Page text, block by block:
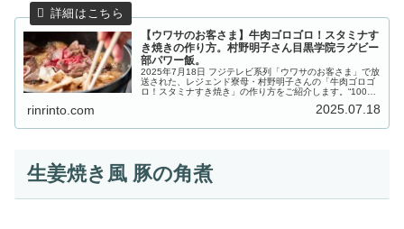
【ウワサのお客さま】牛肉ゴロゴロ！スタミナす
き焼きの作り方。村野明子さん目黒学院ラグビー
部パワー飯。
2025年7月18日 フジテレビ系列「ウワサのお客さま」で放
送された、レジェンド寮母・村野明子さんの「牛肉ゴロゴ
ロ！スタミナすき焼き」の作り方をご紹介します。“100人
rinrinto.com 2025.07.18
生姜焼き風 豚の角煮